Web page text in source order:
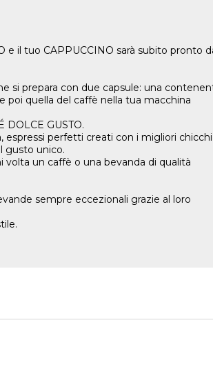
e il tuo CAPPUCCINO sarà subito pronto
si prepara con due capsule: una
quella del caffè nella tua macchina
GUSTO.
perfetti creati con i migliori
gusto unico.
un caffè o una bevanda di qualità
sempre eccezionali grazie al loro